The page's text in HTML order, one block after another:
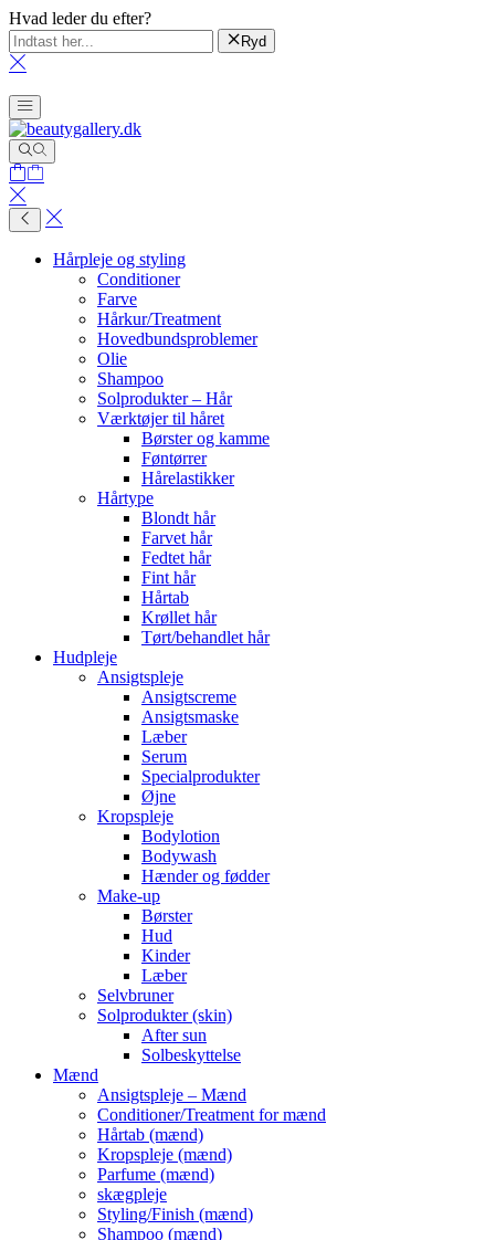
Hvad leder du efter?
Ryd
Hårpleje og styling
Conditioner
Farve
Hårkur/Treatment
Hovedbundsproblemer
Olie
Shampoo
Solprodukter – Hår
Værktøjer til håret
Børster og kamme
Føntørrer
Hårelastikker
Hårtype
Blondt hår
Farvet hår
Fedtet hår
Fint hår
Hårtab
Krøllet hår
Tørt/behandlet hår
Hudpleje
Ansigtspleje
Ansigtscreme
Ansigtsmaske
Læber
Serum
Specialprodukter
Øjne
Kropspleje
Bodylotion
Bodywash
Hænder og fødder
Make-up
Børster
Hud
Kinder
Læber
Selvbruner
Solprodukter (skin)
After sun
Solbeskyttelse
Mænd
Ansigtspleje – Mænd
Conditioner/Treatment for mænd
Hårtab (mænd)
Kropspleje (mænd)
Parfume (mænd)
skægpleje
Styling/Finish (mænd)
Shampoo (mænd)